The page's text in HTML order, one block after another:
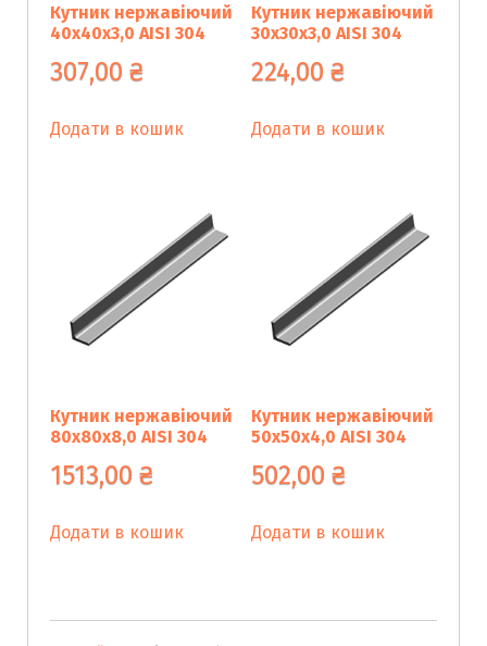
Кутник нержавіючий
40х40х3,0 AISI 304
307,00 ₴
Додати в кошик
Кутник нержавіючий
30х30х3,0 AISI 304
224,00₴
Додати в кошик
Кутник нержавіючий
80х80х8,0 AISI 304
1513,00 ₴
Додати в кошик
Кутник нержавіючий
50х50х4,0 AISI 304
502,00₴
Додати в кошик